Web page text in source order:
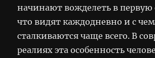
начинают вожделеть в первую
что видят каждодневно и с чем
сталкиваются чаще всего. В
реалиях эта особенность